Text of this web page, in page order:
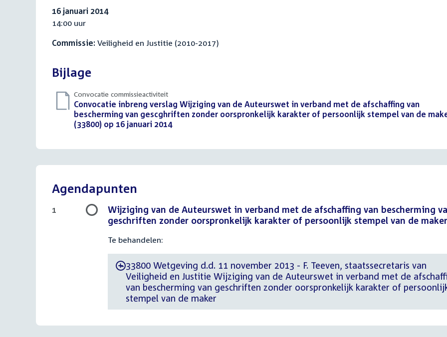
16 januari 2014
14:00 uur
Commissie: Veiligheid en Justitie (2010-2017)
Bijlage
Convocatie commissieactiviteit
Download
bestand:
Convocatie inbreng verslag Wijziging van de Auteurswet in verband met de afschaffing van
bescherming van gescghriften zonder oorspronkelijk karakter of persoonlijk stempel van de
(33800) op 16 januari 2014(PDF)
Agendapunten
Wijziging van de Auteurswet in verband met de afschaffing van bescherming
geschriften zonder oorspronkelijk karakter of persoonlijk stempel van de maker
Te behandelen:
-33800 Wetgeving d.d. 11 november 2013 - F. Teeven, staatssecretaris van
Veiligheid en Justitie Wijziging van de Auteurswet in verband met de
van bescherming van geschriften zonder oorspronkelijk karakter of
stempel van de maker
1